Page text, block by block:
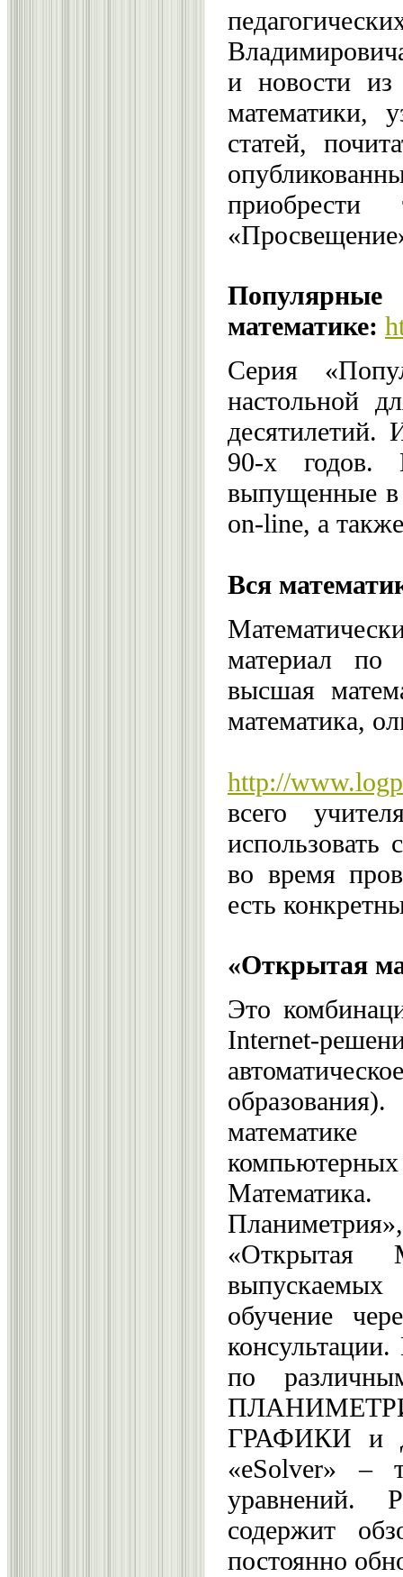
и новости из
математики,
статей,
математике:
Серия
настольной
десятилетий.
90-х годов.
выпущенные в
оn-line, а
Вся
материал по
высшая
математика,
http://
всего
во время
есть
«Открытая
Это
Internet-
«Открытая
обучение
по
ГРАФИКИ и
«eSolver» –
содержит
постоянно